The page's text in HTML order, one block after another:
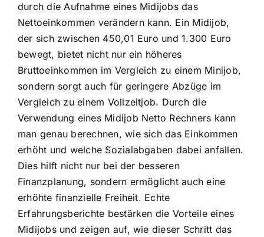
durch die Aufnahme eines Midijobs das
Nettoeinkommen verändern kann. Ein Midijob,
der sich zwischen 450,01 Euro und 1.300 Euro
bewegt, bietet nicht nur ein höheres
Bruttoeinkommen im Vergleich zu einem Minijob,
sondern sorgt auch für geringere Abzüge im
Vergleich zu einem Vollzeitjob. Durch die
Verwendung eines Midijob Netto Rechners kann
man genau berechnen, wie sich das Einkommen
erhöht und welche Sozialabgaben dabei anfallen.
Dies hilft nicht nur bei der besseren
Finanzplanung, sondern ermöglicht auch eine
erhöhte finanzielle Freiheit. Echte
Erfahrungsberichte bestärken die Vorteile eines
Midijobs und zeigen auf, wie dieser Schritt das